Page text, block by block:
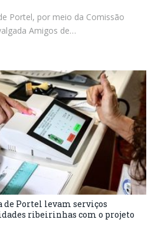
Portel, por meio da Comissão
Amigos de…
de Portel levam serviços
ribeirinhas com o projeto